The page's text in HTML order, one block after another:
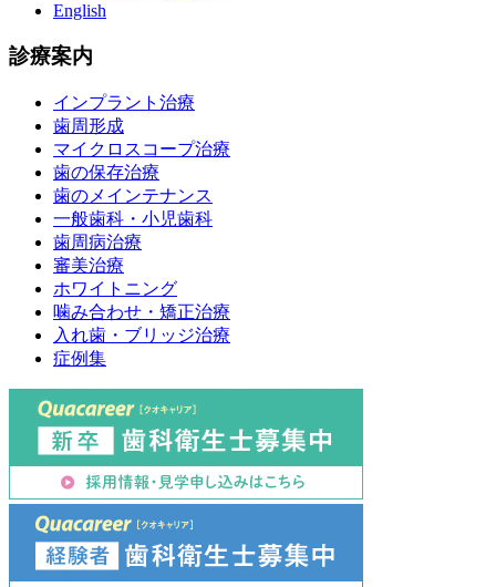
English
診療案内
インプラント治療
歯周形成
マイクロスコープ治療
歯の保存治療
歯のメインテナンス
一般歯科・小児歯科
歯周病治療
審美治療
ホワイトニング
噛み合わせ・矯正治療
入れ歯・ブリッジ治療
症例集